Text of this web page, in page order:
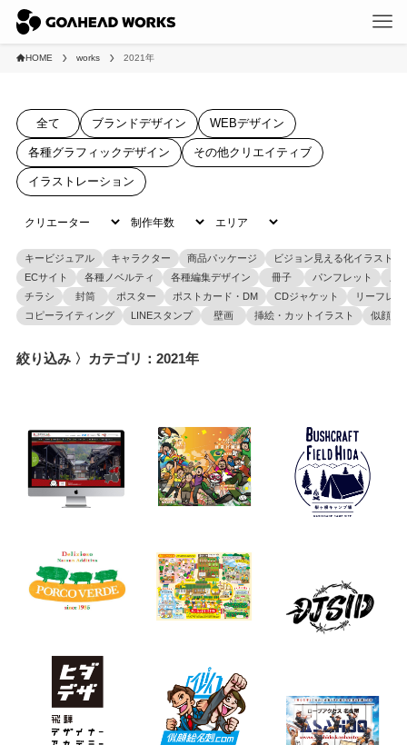
HOME works 2021年
全て ブランドデザイン WEBデザイン
各種グラフィックデザイン その他クリエイティブ
イラストレーション
キービジュアル キャラクター 商品パッケージ
ビジョン見える化イラスト
ECサイト
各種ノベルティ 各種編集デザイン 冊子 パンフレット
チラシ
封筒 ポスター ポストカード・DM CDジャケット
リーフレッ
コピーライティング
LINEスタンプ 壁画 挿絵・カットイラスト 似顔絵
絞り込み 〉カテゴリ：2021年